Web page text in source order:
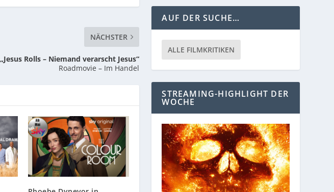
NÄCHSTER
„Jesus Rolls – Niemand verarscht Jesus“
Roadmovie – Im Handel
AUF DER SUCHE…
ALLE FILMKRITIKEN
STREAMING-HIGHLIGHT DER
WOCHE